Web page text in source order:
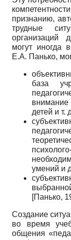
признанию,
трудные
организаций
могут иногда
Е.А. Панько,
база
детей и т.
умений и
[Панько,
Создание
во время
общения